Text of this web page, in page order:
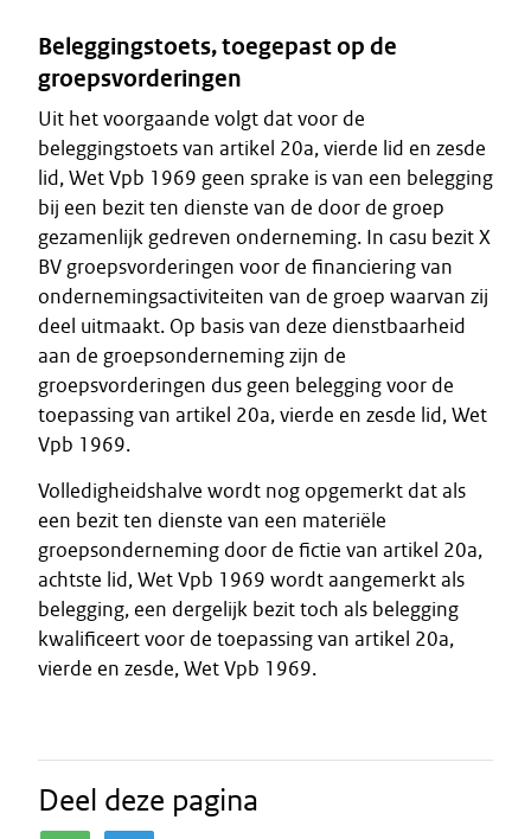
Beleggingstoets, toegepast op de
groepsvorderingen
Uit het voorgaande volgt dat voor de
beleggingstoets van artikel 20a, vierde lid en zesde
lid, Wet Vpb 1969 geen sprake is van een belegging
bij een bezit ten dienste van de door de groep
gezamenlijk gedreven onderneming. In casu bezit X
BV groepsvorderingen voor de financiering van
ondernemingsactiviteiten van de groep waarvan zij
deel uitmaakt. Op basis van deze dienstbaarheid
aan de groepsonderneming zijn de
groepsvorderingen dus geen belegging voor de
toepassing van artikel 20a, vierde en zesde lid, Wet
Vpb 1969.
Volledigheidshalve wordt nog opgemerkt dat als
een bezit ten dienste van een materiële
groepsonderneming door de fictie van artikel 20a,
achtste lid, Wet Vpb 1969 wordt aangemerkt als
belegging, een dergelijk bezit toch als belegging
kwalificeert voor de toepassing van artikel 20a,
vierde en zesde, Wet Vpb 1969.
Deel deze pagina